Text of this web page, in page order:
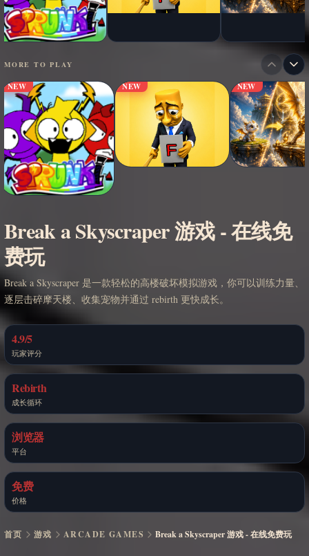
MORE TO PLAY
NEW NEW NEW
Break a Skyscraper 游戏 - 在线免
费玩
Break a Skyscraper 是一款轻松的高楼破坏模拟游戏，你可以训练力量、
逐层击碎摩天楼、收集宠物并通过 rebirth 更快成长。
4.9/5
玩家评分
Rebirth
成长循环
浏览器
平台
免费
价格
首页 游戏 ARCADE GAMES Break a Skyscraper 游戏 - 在线免费玩